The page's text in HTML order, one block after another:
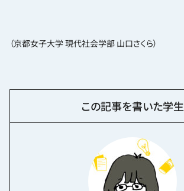
（京都女子大学 現代社会学部 山口さくら）
この記事を書いた学生